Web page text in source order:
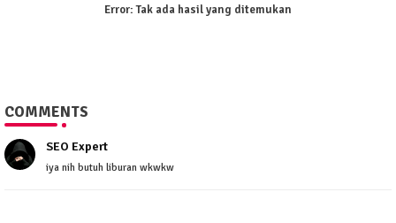
Error:Tak ada hasil yang ditemukan
COMMENTS
SEO Expert
iya nih butuh liburan wkwkw